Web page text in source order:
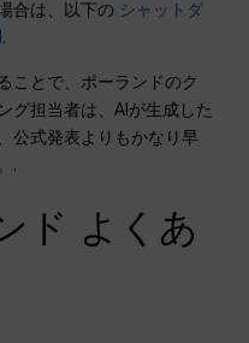
合は、以下の シャットダ
.
ことで、ポーランドのク
グ担当者は、AIが生成した
公式発表よりもかなり早
.
ド よくあ